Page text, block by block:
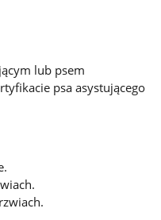
lub psem
psa asystującego